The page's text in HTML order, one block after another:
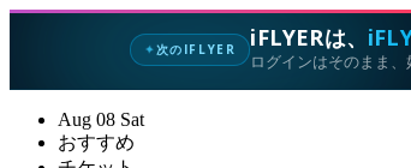
✦次のIFLYER iFLYERは、
ログインはそのまま
Aug 08 Sat
おすすめ